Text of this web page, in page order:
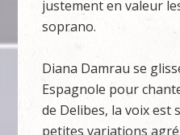
justement en valeur
soprano.
Diana Damrau se
Espagnole pour
de Delibes, la voix est
petites variations